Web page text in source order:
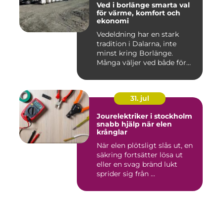
Ved i borlänge smarta val
för värme, komfort och
ekonomi
Vedeldning har en stark
tradition i Dalarna, inte
minst kring Borlänge.
Många väljer ved både för
31. jul
Jourelektriker i stockholm
snabb hjälp när elen
krånglar
När elen plötsligt slås ut, en
säkring fortsätter lösa ut
eller en svag bränd lukt
sprider sig från ...